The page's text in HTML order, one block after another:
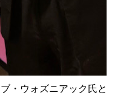
・ウォズニアック氏と